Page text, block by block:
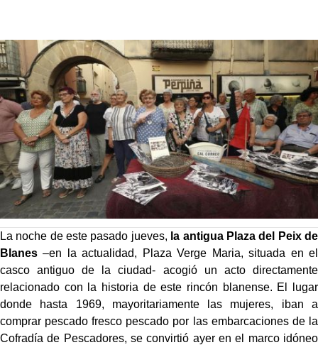
La noche de este pasado jueves, la antigua Plaza del Peix de
Blanes –en la actualidad, Plaza Verge Maria, situada en el
casco antiguo de la ciudad- acogió un acto directamente
relacionado con la historia de este rincón blanense. El lugar
donde hasta 1969, mayoritariamente las mujeres, iban a
comprar pescado fresco pescado por las embarcaciones de la
Cofradía de Pescadores, se convirtió ayer en el marco idóneo